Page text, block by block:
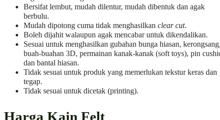
Bersifat lembut, mudah dilentur, mudah dibentuk dan agak
berbulu.
Mudah dipotong cuma tidak menghasilkan clear cut.
Boleh dijahit walaupun agak mencabar untuk dikendalikan.
Sesuai untuk menghasilkan gubahan bunga hiasan,
buah-buahan 3D, permainan kanak-kanak (soft toys), pin
dan bantal hiasan.
Tidak sesuai untuk produk yang memerlukan tekstur keras dan
tegap.
Tidak sesuai untuk dicetak (printing).
Harga Kain Felt